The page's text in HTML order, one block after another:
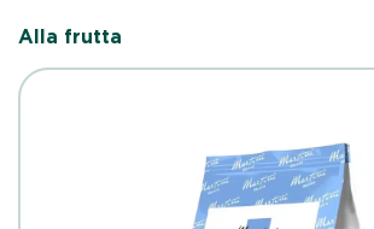
Alla frutta